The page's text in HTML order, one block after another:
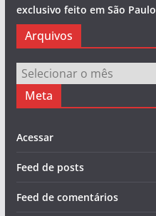
exclusivo feito em São Paulo
Arquivos
Arquivos
Meta
Acessar
Feed de posts
Feed de comentários